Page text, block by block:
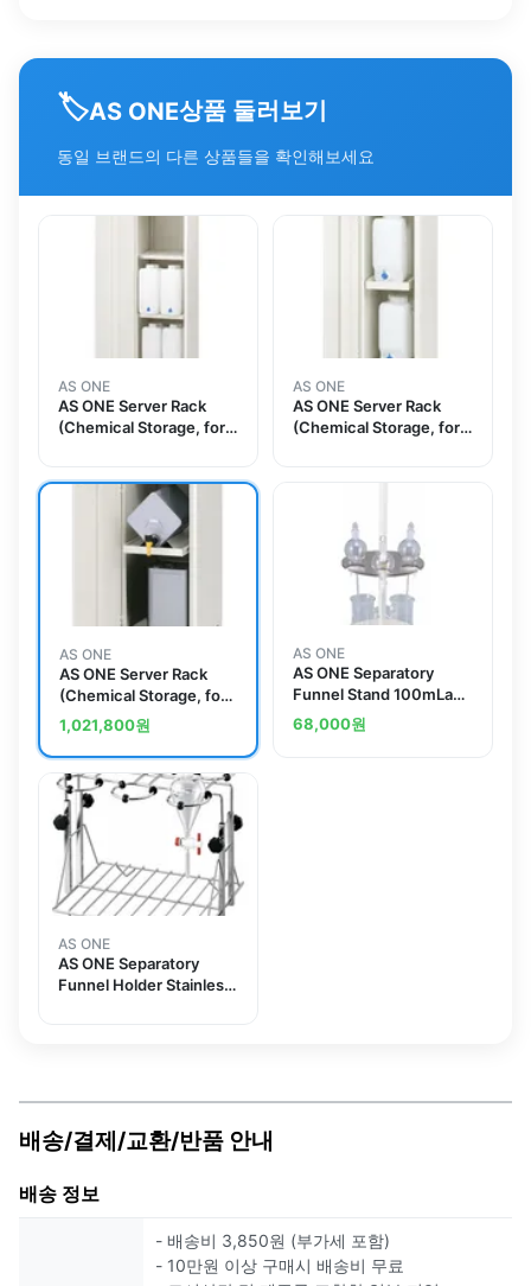
🏷️AS ONE상품 둘러보기
동일 브랜드의 다른 상품들을 확인해보세요
AS ONE
AS ONE Server Rack
(Chemical Storage, for
Stageand others
AS ONE
AS ONE Server Rack
(Chemical Storage, for
AS ONE
AS ONE Server Rack
(Chemical Storage, for
18-Liter Can) Made Of
Steel 1 Column 1
Stageand others
1,021,800원
AS ONE
AS ONE Separatory
Funnel Stand 100mLand
others
68,000원
AS ONE
AS ONE Separatory
Funnel Holder Stainless
배송/결제/교환/반품 안내
배송 정보
- 배송비 3,850원 (부가세 포함)
- 10만원 이상 구매시 배송비 무료